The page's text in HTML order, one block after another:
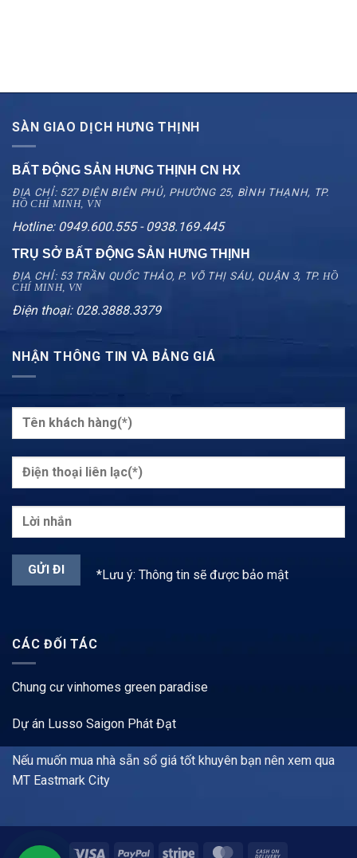
SÀN GIAO DỊCH HƯNG THỊNH
BẤT ĐỘNG SẢN HƯNG THỊNH CN HX
ĐỊA CHỈ: 527 ĐIỆN BIÊN PHỦ, PHƯỜNG 25, BÌNH THẠNH, TP.
HỒ CHÍ MINH, VN
Hotline: 0949.600.555 - 0938.169.445
TRỤ SỞ BẤT ĐỘNG SẢN HƯNG THỊNH
ĐỊA CHỈ: 53 TRẦN QUỐC THẢO, P. VÕ THỊ SÁU, QUẬN 3, TP.HỒ
CHÍ MINH, VN
Điện thoại: 028.3888.3379
NHẬN THÔNG TIN VÀ BẢNG GIÁ
*Lưu ý: Thông tin sẽ được bảo mật
CÁC ĐỐI TÁC
Chung cư vinhomes green paradise
Dự án Lusso Saigon Phát Đạt
Nếu muốn mua nhà sẵn sổ giá tốt khuyên bạn nên xem qua
MT Eastmark City